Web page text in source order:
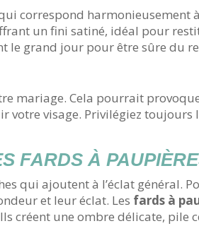
correspond harmonieusement
un fini satiné, idéal pour
le grand jour pour être sûre du
mariage. Cela pourrait
visage. Privilégiez toujours
FARDS À
qui ajoutent à l’éclat général.
et leur éclat. Les fards à
créent une ombre délicate, pile